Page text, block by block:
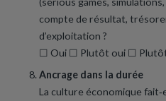
compte de résultat,
d’exploitation ?
☐ Oui ☐ Plutôt oui ☐
Ancrage dans la durée
La culture économique